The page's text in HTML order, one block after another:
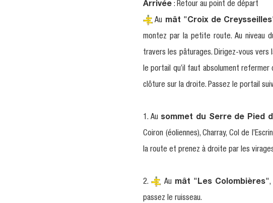
Arrivée : Retour au point de départ
Au mât "Croix de Creysseilles
montez par la petite route. Au niveau
travers les pâturages. Dirigez-vous vers
le portail qu’il faut absolument
clôture sur la droite. Passez le portail
1. Au sommet du Serre de Pied
Coiron (éoliennes), Charray, Col de
la route et prenez à droite par les
2. Au mât "Les Colombières",
passez le ruisseau.